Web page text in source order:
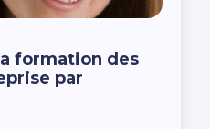
formation des
par